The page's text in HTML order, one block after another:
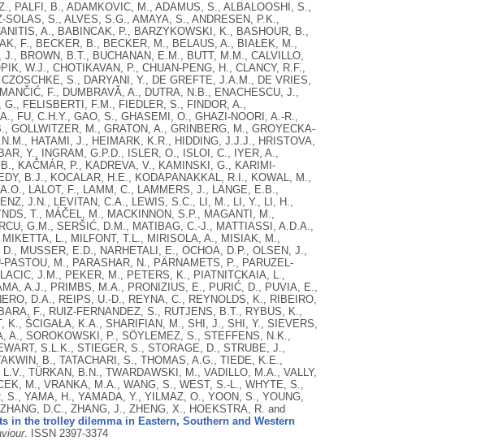
PALFI, B., ADAMKOVIC, M., ADAMUS, S., ALBALOOSHI, S.,
S., ALVES, S.G., AMAYA, S., ANDRESEN, P.K.,
A., BABINCAK, P., BARZYKOWSKI, K., BASHOUR, B.,
F., BECKER, B., BECKER, M., BELAUS, A., BIAŁEK, M.,
BROWN, B.T., BUCHANAN, E.M., BUTT, M.M., CALVILLO,
W.J., CHOTIKAVAN, P., CHUAN-PENG, H., CLANCY, R.F.,
S., DARYANI, Y., DE GREFTE, J.A.M., DE VRIES,
F., DUMBRAVĂ, A., DUTRA, N.B., ENACHESCU, J.,
FELISBERTI, F.M., FIEDLER, S., FINDOR, A.,
FU, C.H.Y., GAO, S., GHASEMI, O., GHAZI-NOORI, A.-R.,
M., GRATON, A., GRINBERG, M., GROYECKA-
HATAMI, J., HEIMARK, K.R., HIDDING, J.J.J., HRISTOVA,
Y., INGRAM, G.P.D., ISLER, O., ISLOI, C., IYER, A.,
KAČMÁR, P., KADREVA, V., KAMINSKI, G., KARIMI-
B.J., KOCALAR, H.E., KODAPANAKKAL, R.I., KOWAL, M.,
LALOT, F., LAMM, C., LAMMERS, J., LANGE, E.B.,
J.N., LEVITAN, C.A., LEWIS, S.C., LI, M., LI, Y., LI, H.,
T., MÁČEL, M., MACKINNON, S.P., MAGANTI, M.,
G.M., SERŠIĆ, D.M., MATIBAG, C.-J., MATTIASSI, A.D.A.,
L., MILFONT, T.L., MIRISOLA, A., MISIAK, M.,
MUSSER, E.D., NARHETALI, E., OCHOA, D.P., OLSEN, J.,
M., PARASHAR, N., PÄRNAMETS, P., PARUZEL-
J.M., PEKER, M., PETERS, K., PIATNITCKAIA, L.,
A.J., PRIMBS, M.A., PRONIZIUS, E., PURIĆ, D., PUVIA, E.,
D.A., REIPS, U.-D., REYNA, C., REYNOLDS, K., RIBEIRO,
F., RUIZ-FERNANDEZ, S., RUTJENS, B.T., RYBUS, K.,
K., ŚCIGAŁA, K.A., SHARIFIAN, M., SHI, J., SHI, Y., SIEVERS,
A., SOROKOWSKI, P., SÖYLEMEZ, S., STEFFENS, N.K.,
S.L.K., STIEGER, S., STORAGE, D., STRUBE, J.,
B., TATACHARI, S., THOMAS, A.G., TIEDE, K.E.,
TÜRKAN, B.N., TWARDAWSKI, M., VADILLO, M.A., VALLY,
M., VRANKA, M.A., WANG, S., WEST, S.-L., WHYTE, S.,
YAMA, H., YAMADA, Y., YILMAZ, O., YOON, S., YOUNG,
D.C., ZHANG, J., ZHENG, X., HOEKSTRA, R. and
in the trolley dilemma in Eastern, Southern and Western
. ISSN 2397-3374